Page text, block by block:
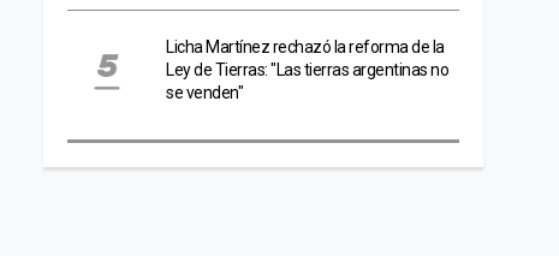
Licha Martínez rechazó la reforma de la
Ley de Tierras: "Las tierras argentinas no
se venden"